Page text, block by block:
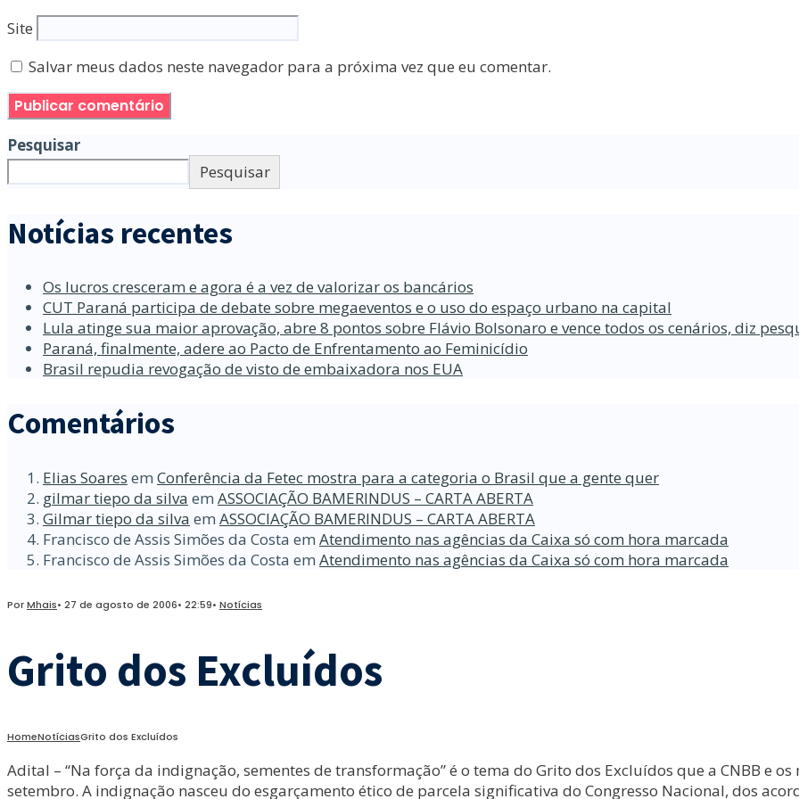
Site
Salvar meus dados neste navegador para a próxima vez que eu comentar.
Pesquisar
Pesquisar
Notícias recentes
Os lucros cresceram e agora é a vez de valorizar os bancários
CUT Paraná participa de debate sobre megaeventos e o uso do espaço urbano na capital
Lula atinge sua maior aprovação, abre 8 pontos sobre Flávio Bolsonaro e vence todos os cenários, diz
Paraná, finalmente, adere ao Pacto de Enfrentamento ao Feminicídio
Brasil repudia revogação de visto de embaixadora nos EUA
Comentários
Elias Soares em Conferência da Fetec mostra para a categoria o Brasil que a gente quer
gilmar tiepo da silva em ASSOCIAÇÃO BAMERINDUS – CARTA ABERTA
Gilmar tiepo da silva em ASSOCIAÇÃO BAMERINDUS – CARTA ABERTA
Francisco de Assis Simões da Costa em Atendimento nas agências da Caixa só com hora marcada
Francisco de Assis Simões da Costa em Atendimento nas agências da Caixa só com hora marcada
PorMhais• 27 de agosto de 2006• 22:59• Notícias
Grito dos Excluídos
HomeNotíciasGrito dos Excluídos
Adital – “Na força da indignação, sementes de transformação” é o tema do Grito dos Excluídos que a CNBB e
setembro. A indignação nasceu do esgarçamento ético de parcela significativa do Congresso Nacional, dos